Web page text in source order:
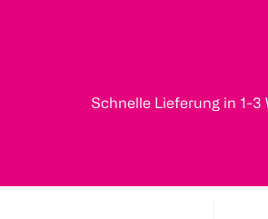
Schnelle Lieferung in 1-3